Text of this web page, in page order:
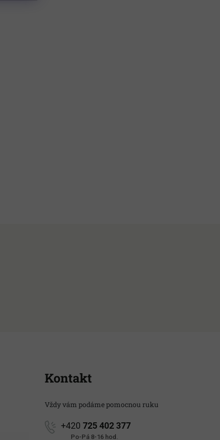
Kontakt
Vždy vám podáme pomocnou ruku
+420 725 402 377
Po-Pá 8-16 hod.